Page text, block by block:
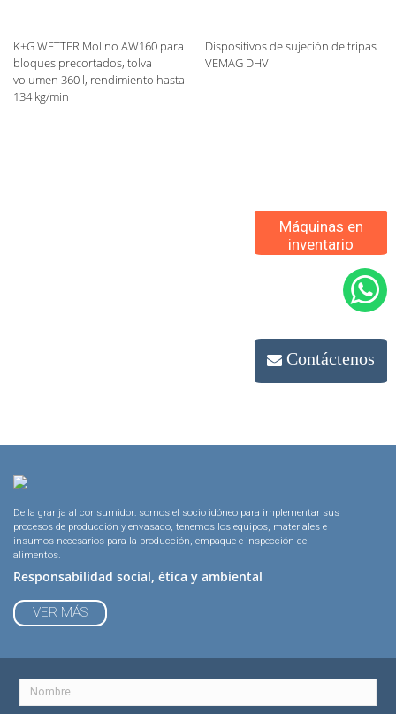
Contáctenos
Máquinas en
inventario
K+G WETTER Molino AW160 para
bloques precortados, tolva
volumen 360 l, rendimiento hasta
134 kg/min
Dispositivos de sujeción de tripas
VEMAG DHV
De la granja al consumidor: somos el socio idóneo para implementar sus
procesos de producción y envasado, tenemos los equipos, materiales e
insumos necesarios para la producción, empaque e inspección de
alimentos.
Responsabilidad social, ética y ambiental
VER MÁS